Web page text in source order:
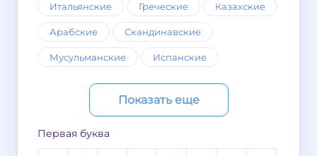
Итальянские Греческие Казахские
Арабские Скандинавские
Мусульманские Испанские
Показать еще
Первая буква